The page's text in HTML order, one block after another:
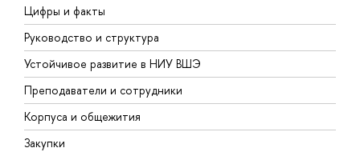
Цифры и факты
Руководство и структура
Устойчивое развитие в НИУ ВШЭ
Преподаватели и сотрудники
Корпуса и общежития
Закупки